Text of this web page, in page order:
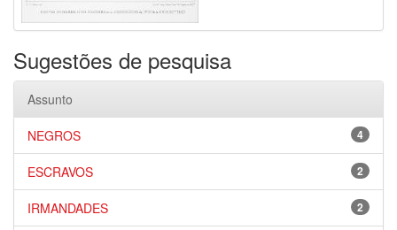
Sugestões de pesquisa
Assunto
4
NEGROS
2
ESCRAVOS
2
IRMANDADES